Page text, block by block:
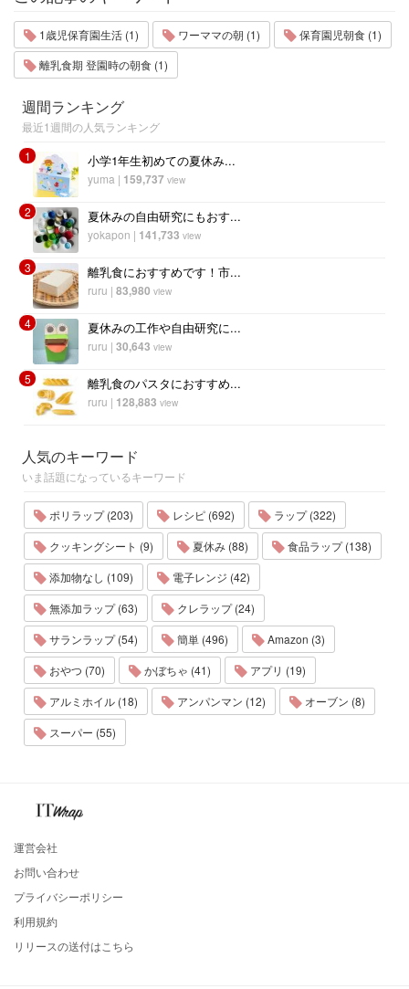
1歳児保育園生活 (1) ワーママの朝 (1)
保育園児朝食 (1)
離乳食期 登園時の朝食 (1)
週間ランキング
最近1週間の人気ランキング
1
小学1年生初めての夏休み...
yuma | 159,737 view
2 夏休みの自由研究にもおす...
yokapon | 141,733 view
3 離乳食におすすめです！市...
ruru | 83,980 view
4 夏休みの工作や自由研究に...
ruru | 30,643 view
5 離乳食のパスタにおすすめ...
ruru | 128,883 view
人気のキーワード
いま話題になっているキーワード
ポリラップ (203) レシピ (692)
ラップ (322)
クッキングシート (9)
夏休み (88)
食品ラップ (138)
添加物なし (109)
電子レンジ (42)
無添加ラップ (63)
クレラップ (24)
サランラップ (54)
簡単 (496)
Amazon (3)
おやつ (70)
かぼちゃ (41)
アプリ (19)
アルミホイル (18)
アンパンマン (12)
オーブン (8)
スーパー (55)
運営会社
お問い合わせ
プライバシーポリシー
利用規約
リリースの送付はこちら